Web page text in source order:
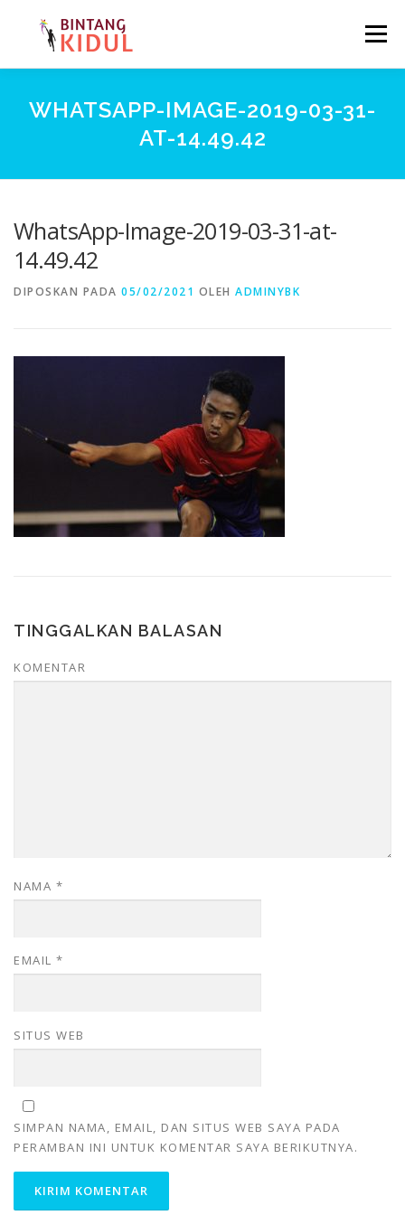
Menu
BERANDA TENTANG KAMI MEDIA
WHATSAPP-IMAGE-2019-03-31-
AT-14.49.42
WhatsApp-Image-2019-03-31-at-
14.49.42
DIPOSKAN PADA 05/02/2021 OLEH ADMINYBK
TINGGALKAN BALASAN
KOMENTAR
NAMA *
EMAIL *
SITUS WEB
SIMPAN NAMA, EMAIL, DAN SITUS WEB SAYA PADA
PERAMBAN INI UNTUK KOMENTAR SAYA BERIKUTNYA.